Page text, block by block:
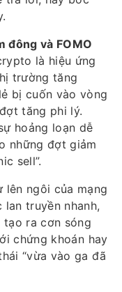
đông và FOMO
là hiệu ứng
trường tăng
bị cuốn vào vòng
tăng phi lý.
hoảng loạn dễ
những đợt giảm
sell”.
lên ngôi của mạng
truyền nhanh,
tạo ra cơn sóng
chứng khoán hay
“vừa vào ga đã